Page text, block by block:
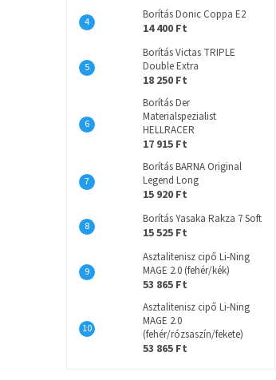
Borítás Donic Coppa E2
14 400 Ft
Borítás Victas TRIPLE
Double Extra
18 250 Ft
Borítás Der
Materialspezialist
HELLRACER
17 915 Ft
Borítás BARNA Original
Legend Long
15 920 Ft
Borítás Yasaka Rakza 7 Soft
15 525 Ft
Asztalitenisz cipő Li-Ning
MAGE 2.0 (fehér/kék)
53 865 Ft
Asztalitenisz cipő Li-Ning
MAGE 2.0
(fehér/rózsaszín/fekete)
53 865 Ft